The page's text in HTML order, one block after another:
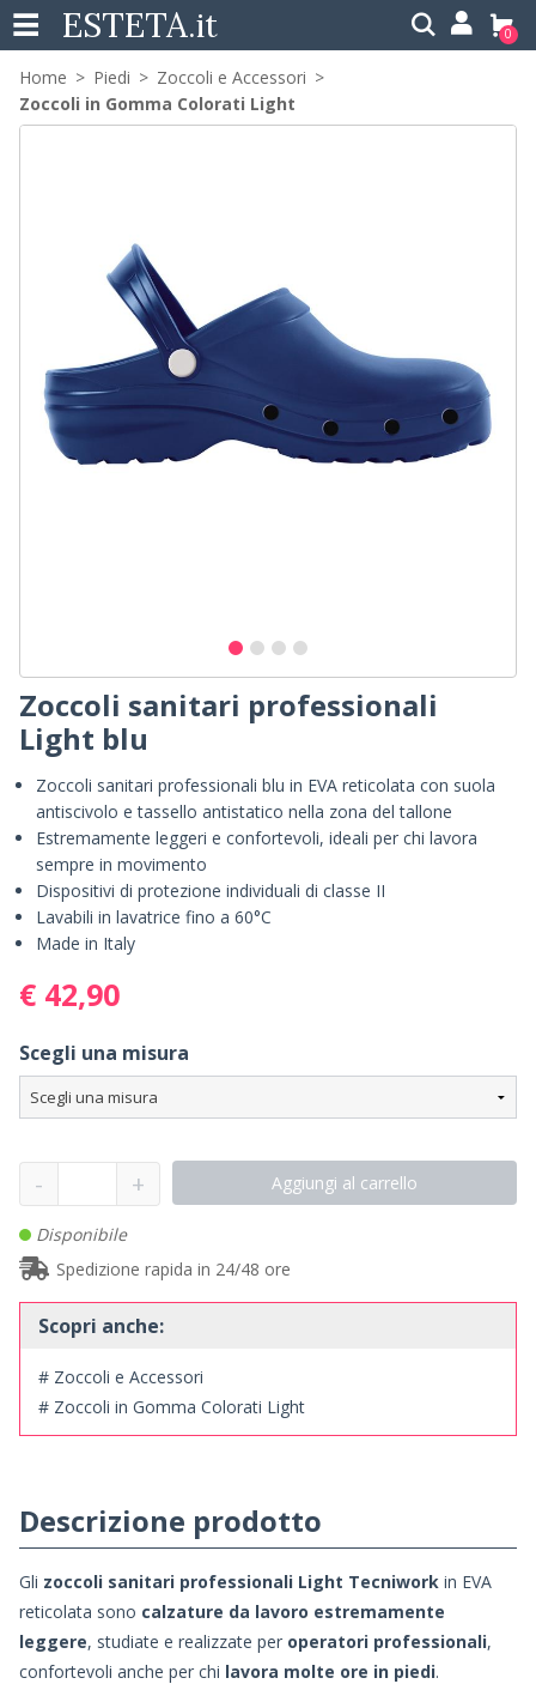
ESTETA.it 0
Home Piedi
Zoccoli e Accessori
Zoccoli in Gomma Colorati Light
Zoccoli sanitari professionali
Light blu
Zoccoli sanitari professionali blu in EVA reticolata con suola
antiscivolo e tassello antistatico nella zona del tallone
Estremamente leggeri e confortevoli, ideali per chi lavora
sempre in movimento
Dispositivi di protezione individuali di classe II
Lavabili in lavatrice fino a 60°C
Made in Italy
€ 42,90
Scegli una misura
- + Aggiungi al carrello
Disponibile
Spedizione rapida in 24/48 ore
Scopri anche:
# Zoccoli e Accessori
# Zoccoli in Gomma Colorati Light
Descrizione prodotto
Gli zoccoli sanitari professionali Light Tecniwork in EVA
reticolata sono calzature da lavoro estremamente
leggere, studiate e realizzate per operatori professionali,
confortevoli anche per chi lavora molte ore in piedi.